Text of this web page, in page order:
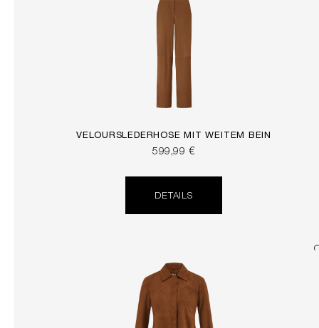
VELOURSLEDERHOSE MIT WEITEM BEIN
599,99 €
DETAILS